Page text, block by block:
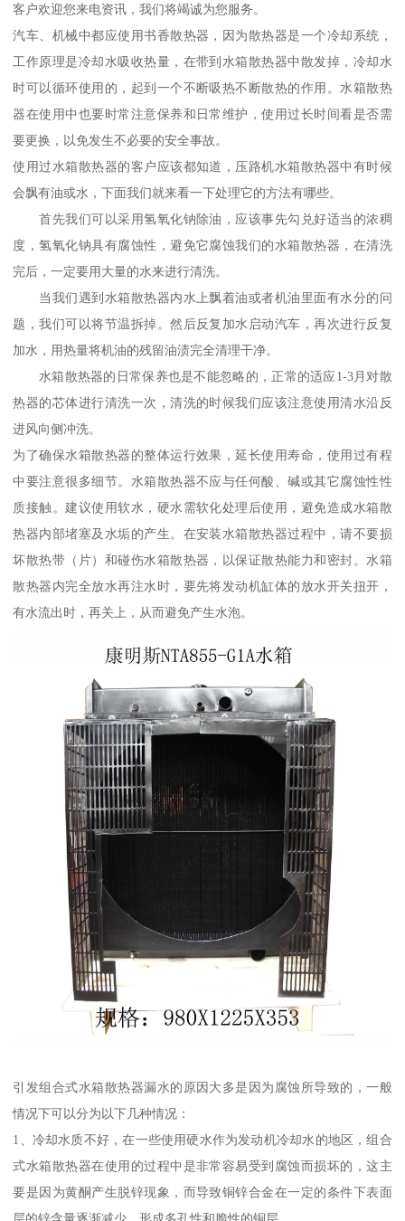
客户欢迎您来电资讯，我们将竭诚为您服务。
汽车、机械中都应使用书香散热器，因为散热器是一个冷却系统，
工作原理是冷却水吸收热量，在带到水箱散热器中散发掉，冷却水
时可以循环使用的，起到一个不断吸热不断散热的作用。水箱散热
器在使用中也要时常注意保养和日常维护，使用过长时间看是否需
要更换，以免发生不必要的安全事故。
使用过水箱散热器的客户应该都知道，压路机水箱散热器中有时候
会飘有油或水，下面我们就来看一下处理它的方法有哪些。
首先我们可以采用氢氧化钠除油，应该事先勾兑好适当的浓稠
度，氢氧化钠具有腐蚀性，避免它腐蚀我们的水箱散热器，在清洗
完后，一定要用大量的水来进行清洗。
当我们遇到水箱散热器内水上飘着油或者机油里面有水分的问
题，我们可以将节温拆掉。然后反复加水启动汽车，再次进行反复
加水，用热量将机油的残留油渍完全清理干净。
水箱散热器的日常保养也是不能忽略的，正常的适应1-3月对散
热器的芯体进行清洗一次，清洗的时候我们应该注意使用清水沿反
进风向侧冲洗。
为了确保水箱散热器的整体运行效果，延长使用寿命，使用过有程
中要注意很多细节。水箱散热器不应与任何酸、碱或其它腐蚀性性
质接触。建议使用软水，硬水需软化处理后使用，避免造成水箱散
热器内部堵塞及水垢的产生。在安装水箱散热器过程中，请不要损
坏散热带（片）和碰伤水箱散热器，以保证散热能力和密封。水箱
散热器内完全放水再注水时，要先将发动机缸体的放水开关扭开，
有水流出时，再关上，从而避免产生水泡。
引发组合式水箱散热器漏水的原因大多是因为腐蚀所导致的，一般
情况下可以分为以下几种情况：
1、冷却水质不好，在一些使用硬水作为发动机冷却水的地区，组合
式水箱散热器在使用的过程中是非常容易受到腐蚀而损坏的，这主
要是因为黄酮产生脱锌现象，而导致铜锌合金在一定的条件下表面